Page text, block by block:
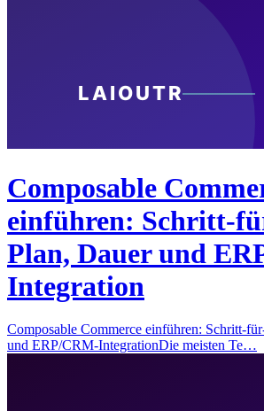
Composable
einführen: Schritt-
Plan, Dauer und
Integration
Composable Commerce einführen: Schritt-
und ERP/CRM-IntegrationDie meisten Te…